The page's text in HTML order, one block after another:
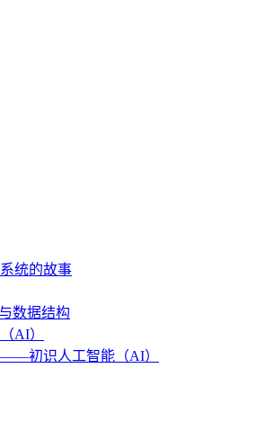
统的故事
数据结构
AI）
——初识人工智能（AI）